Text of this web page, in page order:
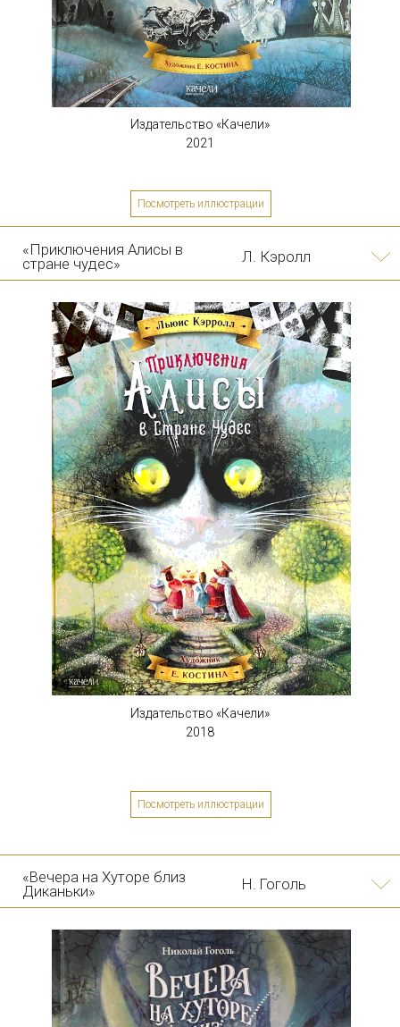
Посмотреть иллюстрации
Издательство «Качели»
2021
Посмотреть иллюстрации
Издательство «Качели»
2018
«Вечера на Хуторе близ
Диканьки»
Н. Гоголь
«Красная рука, чёрная
простыня, зеленые пальцы»
Э. Успенский